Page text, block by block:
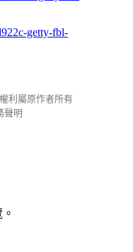
getty-fbl-
利屬原作者所有
聲明